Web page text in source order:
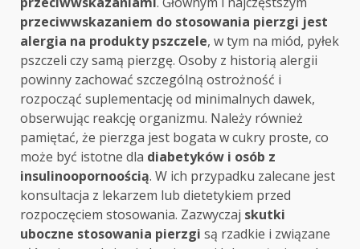
przeciwwskazaniem do stosowania pierzgi jest
alergia na produkty pszczele, w tym na miód, pyłek
pszczeli czy samą pierzgę. Osoby z historią alergii
powinny zachować szczególną ostrożność i
rozpocząć suplementację od minimalnych dawek,
obserwując reakcję organizmu. Należy również
pamiętać, że pierzga jest bogata w cukry proste, co
może być istotne dla diabetyków i osób z
insulinoopornoością. W ich przypadku zalecane jest
konsultacja z lekarzem lub dietetykiem przed
rozpoczęciem stosowania. Zazwyczaj skutki
uboczne stosowania pierzgi są rzadkie i związane